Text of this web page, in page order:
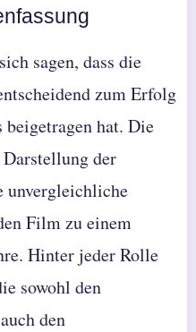
sagen, dass die
zum Erfolg
hat. Die
der
unvergleichliche
Film zu einem
Hinter jeder Rolle
sowohl den
den